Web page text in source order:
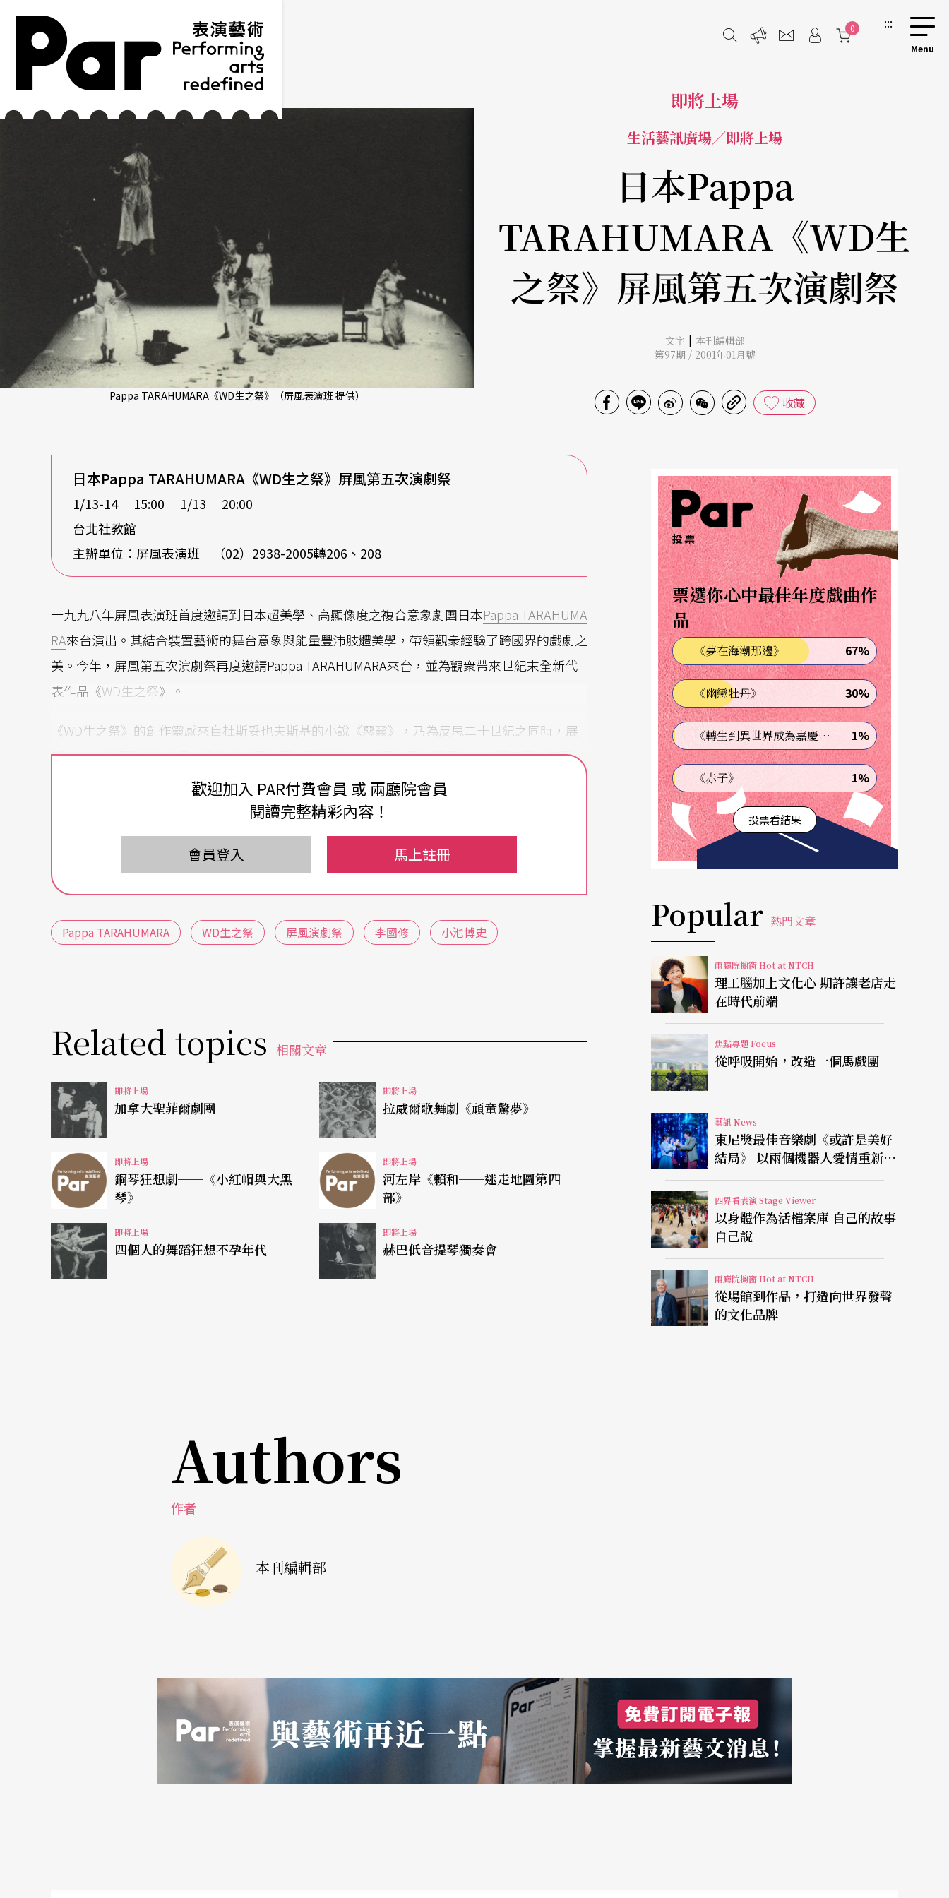
跳到主要內容區塊
網站導覽
0 :::
Pappa TARAHUMARA《WD生之祭》（屏風表演班 提供）
即將上場
生活藝訊廣場／即將上場
日本Pappa
TARAHUMARA《WD生
之祭》屏風第五次演劇祭
文字 | 本刊編輯部
第97期 / 2001年01月號
收藏
日本Pappa TARAHUMARA《WD生之祭》屏風第五次演劇祭
1/13-14 15:00 1/13 20:00
台北社教館
主辦單位：屏風表演班 （02）2938-2005轉206、208
一九九八年屏風表演班首度邀請到日本超美學、高顯像度之複合意象劇團日本Pappa TARAHUMA
RA來台演出。其結合裝置藝術的舞台意象與能量豐沛肢體美學，帶領觀衆經驗了跨國界的戲劇之
美。今年，屏風第五次演劇祭再度邀請Pappa TARAHUMARA來台，並為觀衆帶來世紀末全新代
表作品《WD生之祭》。
《WD生之祭》的創作靈感來自杜斯妥也夫斯基的小說《惡靈》，乃為反思二十世紀之同時，展
望二十一世紀所做的作品。全劇由〈第一章 我出生〉、〈第二章 情書〉、〈第三章 怎麼
了？〉、〈第四章 未來空虛的餘響〉所構成。每場演出之後由屏風藝術總監
與現場觀衆進行「真情對話」，共同前進劇場新視界。
歡迎加入 PAR付費會員 或 兩廳院會員
閱讀完整精彩內容！
會員登入 馬上註冊
Pappa TARAHUMARA WD生之祭 屏風演劇祭 李國修 小池博史
Related topics 相關文章
即將上場
加拿大聖菲爾劇團
即將上場
拉威爾歌舞劇《頑童驚夢》
即將上場
鋼琴狂想劇──《小紅帽與大黑
琴》
即將上場
河左岸《賴和──迷走地圖第四
部》
即將上場
四個人的舞蹈狂想不孕年代
即將上場
赫巴低音提琴獨奏會
投票
票選你心中最佳年度戲曲作
品
《夢在海潮那邊》 67%
《幽戀牡丹》 30%
《轉生到異世界成為嘉慶君—發現我的祖先是詐騙集團!?》 1%
《赤子》 1%
投票看結果
Popular 熱門文章
兩廳院櫥窗 Hot at NTCH
理工腦加上文化心 期許讓老店走
在時代前端
焦點專題 Focus
從呼吸開始，改造一個馬戲團
藝訊 News
東尼獎最佳音樂劇《或許是美好
結局》 以兩個機器人愛情重新凝
視有限人生
四界看表演 Stage Viewer
以身體作為活檔案庫 自己的故事
自己說
兩廳院櫥窗 Hot at NTCH
從場館到作品，打造向世界發聲
的文化品牌
Authors
作者
本刊編輯部